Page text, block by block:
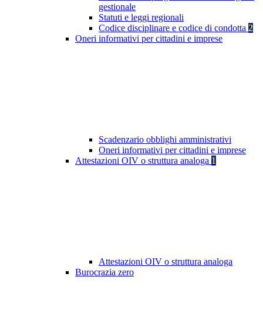
gestionale
Statuti e leggi regionali
Codice disciplinare e codice di condotta 2
Oneri informativi per cittadini e imprese
Scadenzario obblighi amministrativi
Oneri informativi per cittadini e imprese
Attestazioni OIV o struttura analoga 1
Attestazioni OIV o struttura analoga
Burocrazia zero